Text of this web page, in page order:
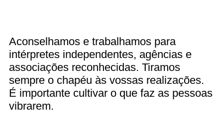
Aconselhamos e trabalhamos para
intérpretes independentes, agências e
associações reconhecidas. Tiramos
sempre o chapéu às vossas realizações.
É importante cultivar o que faz as pessoas
vibrarem.